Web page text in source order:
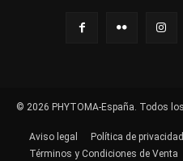
© 2026 PHYTOMA-España. Todos
Aviso legal Política de privacidad
Términos y Condiciones de Venta